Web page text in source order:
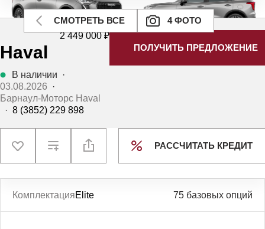
Ещё 2 фото
СМОТРЕТЬ ВСЕ 4 ФОТО
Haval
2 449 000 ₽
В наличии ·
03.08.2026 ·
Барнаул-Моторс Haval
· 8 (3852) 229 898
ПОЛУЧИТЬ ПРЕДЛОЖЕНИЕ
РАССЧИТАТЬ КРЕДИТ
КомплектацияElite 75 базовых опций